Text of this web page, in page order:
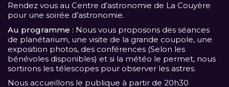
Rendez vous au Centre d’astronomie de La Couyère
pour une soirée d’astronomie.
Au programme : Nous vous proposons des séances
de planétarium, une visite de la grande coupole, une
exposition photos, des conférences (Selon les
bénévoles disponibles) et si la météo le permet, nous
sortirons les télescopes pour observer les astres.
Nous accueillons le publique à partir de 20h30